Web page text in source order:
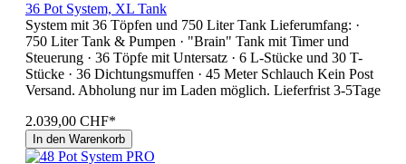
36 Pot System, XL Tank
System mit 36 Töpfen und 750 Liter Tank Lieferumfang: ·
750 Liter Tank & Pumpen · "Brain" Tank mit Timer und
Steuerung · 36 Töpfe mit Untersatz · 6 L-Stücke und 30 T-
Stücke · 36 Dichtungsmuffen · 45 Meter Schlauch Kein Post
Versand. Abholung nur im Laden möglich. Lieferfrist 3-5Tage
2.039,00 CHF*
In den Warenkorb